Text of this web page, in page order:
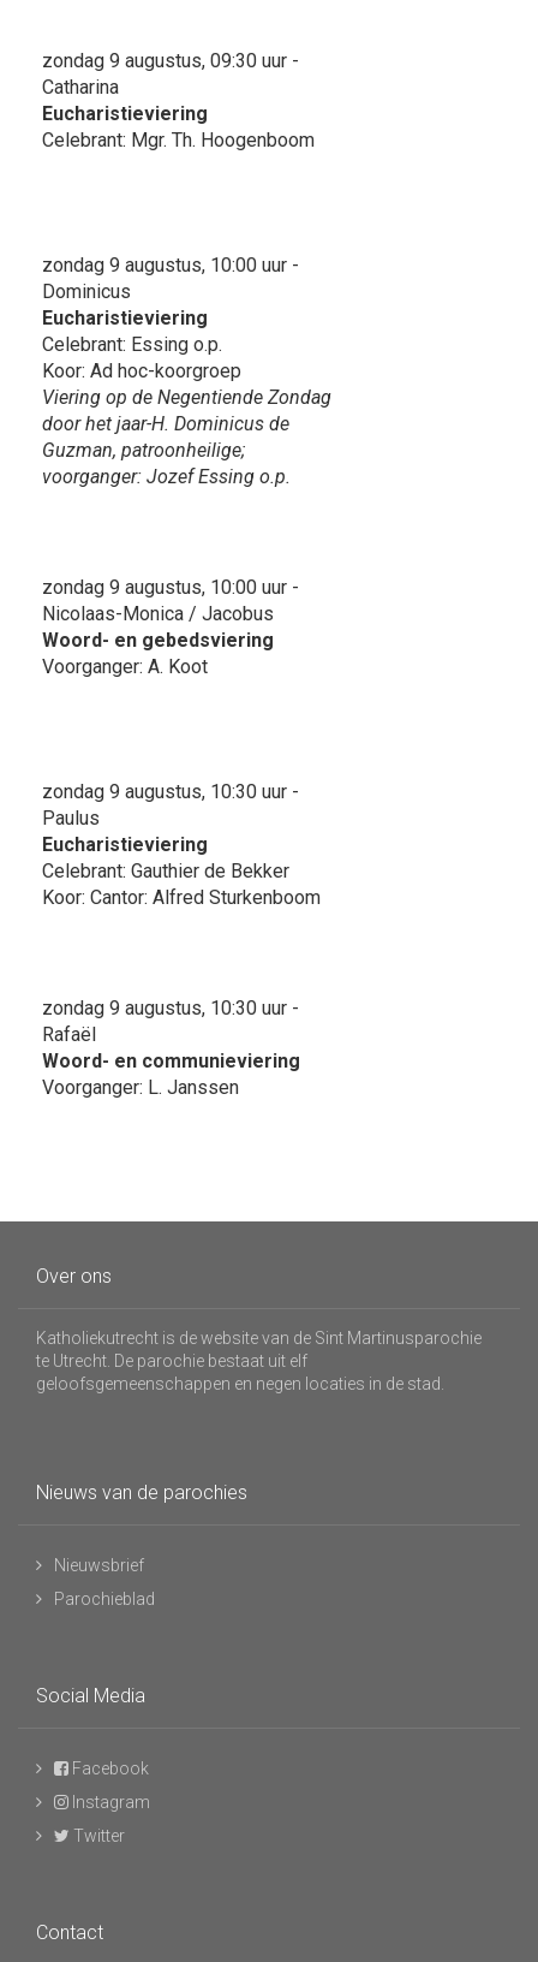
zondag 9 augustus, 09:30 uur -
Catharina
Eucharistieviering
Celebrant: Mgr. Th. Hoogenboom
zondag 9 augustus, 10:00 uur -
Dominicus
Eucharistieviering
Celebrant: Essing o.p.
Koor: Ad hoc-koorgroep
Viering op de Negentiende Zondag
door het jaar-H. Dominicus de
Guzman, patroonheilige;
voorganger: Jozef Essing o.p.
zondag 9 augustus, 10:00 uur -
Nicolaas-Monica / Jacobus
Woord- en gebedsviering
Voorganger: A. Koot
zondag 9 augustus, 10:30 uur -
Paulus
Eucharistieviering
Celebrant: Gauthier de Bekker
Koor: Cantor: Alfred Sturkenboom
zondag 9 augustus, 10:30 uur -
Rafaël
Woord- en communieviering
Voorganger: L. Janssen
Over ons
Katholiekutrecht is de website van de Sint Martinusparochie
te Utrecht. De parochie bestaat uit elf
geloofsgemeenschappen en negen locaties in de stad.
Nieuws van de parochies
Nieuwsbrief
Parochieblad
Social Media
Facebook
Instagram
Twitter
Contact